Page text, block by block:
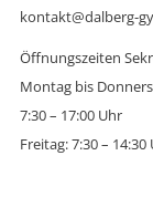
kontakt@dalberg-
Öffnungszeiten
Montag bis
7:30 – 17:00 Uhr
Freitag: 7:30 – 14:30